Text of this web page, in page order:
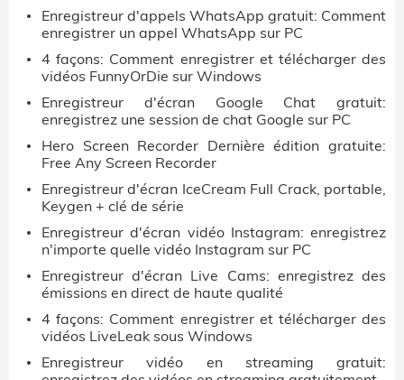
Enregistreur d'appels WhatsApp gratuit: Comment
enregistrer un appel WhatsApp sur PC
4 façons: Comment enregistrer et télécharger des
vidéos FunnyOrDie sur Windows
Enregistreur d'écran Google Chat gratuit:
enregistrez une session de chat Google sur PC
Hero Screen Recorder Dernière édition gratuite:
Free Any Screen Recorder
Enregistreur d'écran IceCream Full Crack, portable,
Keygen + clé de série
Enregistreur d'écran vidéo Instagram: enregistrez
n'importe quelle vidéo Instagram sur PC
Enregistreur d'écran Live Cams: enregistrez des
émissions en direct de haute qualité
4 façons: Comment enregistrer et télécharger des
vidéos LiveLeak sous Windows
Enregistreur vidéo en streaming gratuit: